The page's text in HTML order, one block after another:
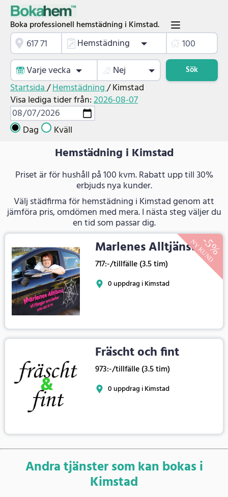
Boka professionell hemstädning i Kimstad.
Hemstädning
Varje vecka
Nej Sök
Startsida/Hemstädning/Kimstad
Visa lediga tider från:2026-08-07
Dag Kväll
Hemstädning i Kimstad
Priset är för hushåll på 100 kvm. Rabatt upp till 30%
erbjuds nya kunder.
Välj städfirma för hemstädning i Kimstad genom att
jämföra pris, omdömen med mera. I nästa steg väljer du
en tid som passar dig.
Marlenes Alltjänst
717:-/tillfälle (3.5 tim)
0 uppdrag i Kimstad
Fräscht och fint
973:-/tillfälle (3.5 tim)
0 uppdrag i Kimstad
Andra tjänster som kan bokas i
Kimstad